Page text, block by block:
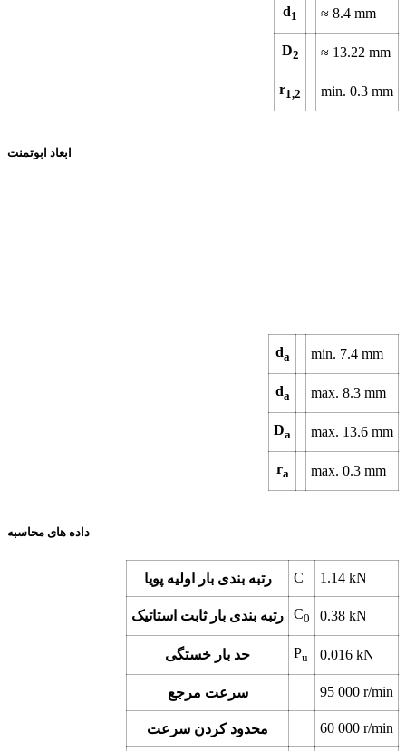
d1 ≈ 8.4 mm
D2 ≈ 13.22 mm
r1,2 min. 0.3 mm
ابعاد ابوتمنت
da min. 7.4 mm
da max. 8.3 mm
Da max. 13.6 mm
ra max. 0.3 mm
داده های محاسبه
رتبه بندی بار اولیه پویا C 1.14 kN
رتبه بندی بار ثابت استاتیک C0 0.38 kN
حد بار خستگی Pu 0.016 kN
سرعت مرجع 95 000 r/min
محدود کردن سرعت 60 000 r/min